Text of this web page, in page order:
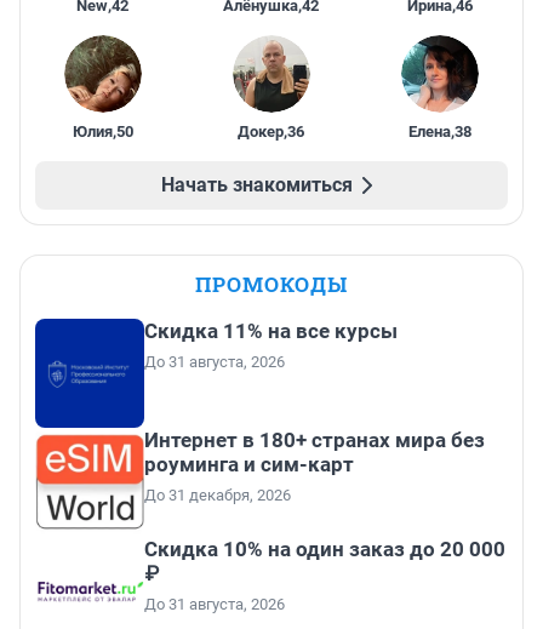
New,42 Алёнушка,42 Ирина,46
Юлия,50 Докер,36 Елена,38
Начать знакомиться
ПРОМОКОДЫ
Скидка 11% на все курсы
До 31 августа, 2026
Интернет в 180+ странах мира без
роуминга и сим-карт
До 31 декабря, 2026
Скидка 10% на один заказ до 20 000
₽
До 31 августа, 2026